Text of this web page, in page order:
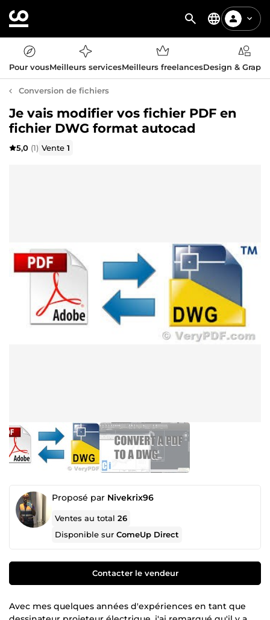
Pour vousMeilleurs servicesMeilleurs freelancesDesign &
Conversion de fichiers
Je vais modifier vos fichier PDF en
fichier DWG format autocad
5,0 (1) Vente1
Proposé par Nivekrix96
Ventes au total26
Disponible surComeUp Direct
Contacter le vendeur
Avec mes quelques années d'expériences en tant que